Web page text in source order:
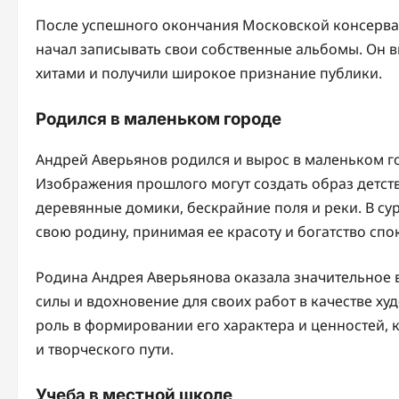
После успешного окончания Московской
начал записывать свои собственные альбомы. Он
хитами и получили широкое признание публики.
Родился в маленьком городе
Андрей Аверьянов родился и вырос в маленьком
Изображения прошлого могут создать образ
деревянные домики, бескрайние поля и реки. В
свою родину, принимая ее красоту и богатство
Родина Андрея Аверьянова оказала
силы и вдохновение для своих работ в качестве
роль в формировании его характера и
и творческого пути.